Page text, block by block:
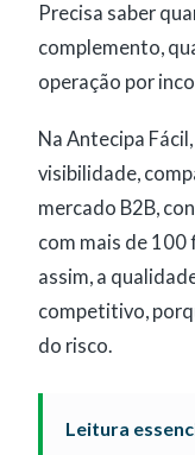
Precisa saber
complemento,
operação por
Na Antecipa
visibilidade,
mercado B2B,
com mais de 100
assim, a
competitivo,
do risco.
Leitura